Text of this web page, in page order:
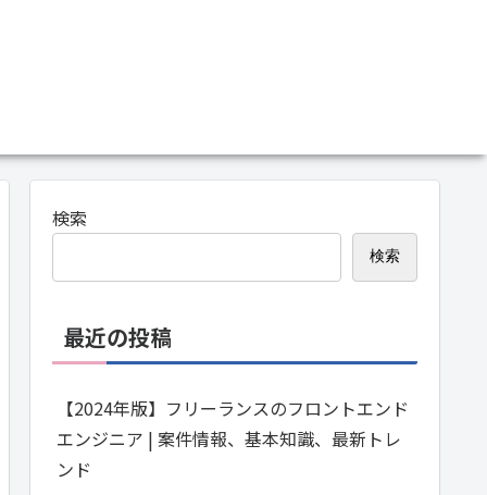
検索
検索
最近の投稿
【2024年版】フリーランスのフロントエンド
エンジニア | 案件情報、基本知識、最新トレ
ンド